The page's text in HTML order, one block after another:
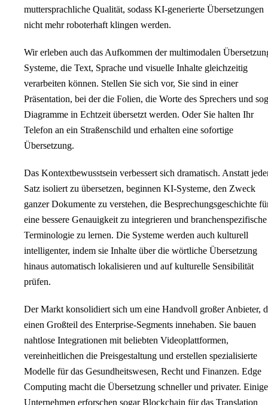
muttersprachliche Qualität, sodass KI-generierte Übersetzungen
nicht mehr roboterhaft klingen werden.
Wir erleben auch das Aufkommen der multimodalen
Systeme, die Text, Sprache und visuelle Inhalte gleichzeitig
verarbeiten können. Stellen Sie sich vor, Sie sind in einer
Präsentation, bei der die Folien, die Worte des Sprechers und
Diagramme in Echtzeit übersetzt werden. Oder Sie halten Ihr
Telefon an ein Straßenschild und erhalten eine sofortige
Übersetzung.
Das Kontextbewusstsein verbessert sich dramatisch. Anstatt
Satz isoliert zu übersetzen, beginnen KI-Systeme, den Zweck
ganzer Dokumente zu verstehen, die Besprechungsgeschichte
eine bessere Genauigkeit zu integrieren und branchenspezifische
Terminologie zu lernen. Die Systeme werden auch kulturell
intelligenter, indem sie Inhalte über die wörtliche Übersetzung
hinaus automatisch lokalisieren und auf kulturelle Sensibilität
prüfen.
Der Markt konsolidiert sich um eine Handvoll großer Anbieter,
einen Großteil des Enterprise-Segments innehaben. Sie bauen
nahtlose Integrationen mit beliebten Videoplattformen,
vereinheitlichen die Preisgestaltung und erstellen spezialisierte
Modelle für das Gesundheitswesen, Recht und Finanzen. Edge
Computing macht die Übersetzung schneller und privater. Einige
Unternehmen erforschen sogar Blockchain für das Translation